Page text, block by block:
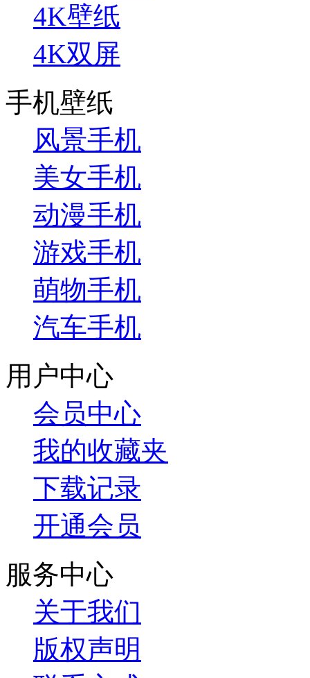
4K壁纸
4K双屏
手机壁纸
风景手机
美女手机
动漫手机
游戏手机
萌物手机
汽车手机
用户中心
会员中心
我的收藏夹
下载记录
开通会员
服务中心
关于我们
版权声明